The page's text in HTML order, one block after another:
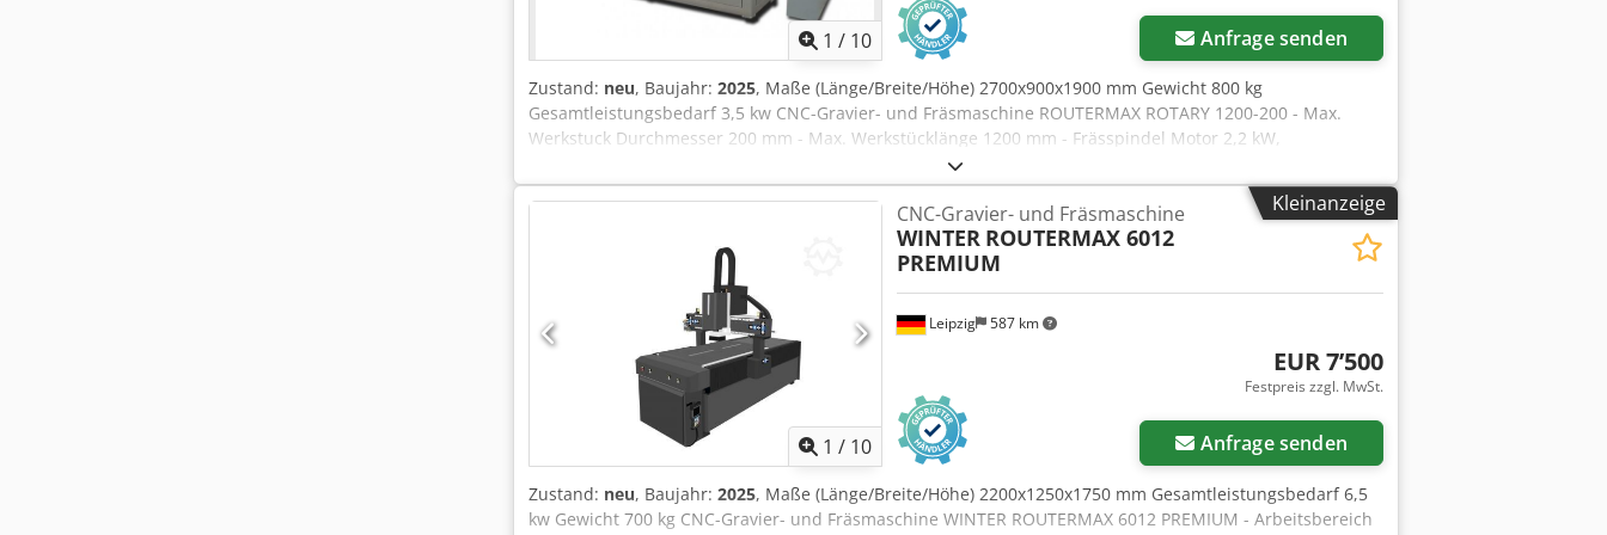
1 / 10 Anfrage senden
Zustand: neu, Baujahr: 2025, Maße (Länge/Breite/Höhe) 2700x900x1900 mm Gewicht 800 kg
Gesamtleistungsbedarf 3,5 kw CNC-Gravier- und Fräsmaschine ROUTERMAX ROTARY 1200-200 - Max.
Werkstuck Durchmesser 200 mm - Max. Werkstücklänge 1200 mm - Frässpindel Motor 2,2 kW,
wassergekühlt - Spannzangen Werkzeugaufnahme Durchmesser 6 und 8 mm - Drehzahl Frässpindel 0-
24000 U/min. - Antriebsmotoren Schrittmotoren - Spannung AC 230 V/50Hz - Führung in X-Richtung
Linearführung - Führung in Z-Richtung Linearführung + Kugelrollspinde - Befehlssprache G-code -
Steuerung DSP (Option MACH3-Steuerung) - Schnittstelle USB - CAD/CAM Software Vectric CUT 2D PRO
(NESTING Included) - Schmiermittelpumpe - Umgebungstemperatur 0-45°C Csdpfx Ajv A Hcxjlisrf - relative
Luftfeuchtigkeit 30-75 % - Abmessung ca. 2700 X 900 X 1900 mm - Gewicht: 800 kg
Kleinanzeige
1 / 10
Leipzig 587 km
CNC-Gravier- und Fräsmaschine
WINTER ROUTERMAX 6012
PREMIUM
EUR 7’500
Festpreis zzgl. MwSt.
Anfrage senden
Zustand: neu, Baujahr: 2025, Maße (Länge/Breite/Höhe) 2200x1250x1750 mm Gesamtleistungsbedarf 6,5
kw Gewicht 700 kg CNC-Gravier- und Fräsmaschine WINTER ROUTERMAX 6012 PREMIUM - Arbeitsbereich